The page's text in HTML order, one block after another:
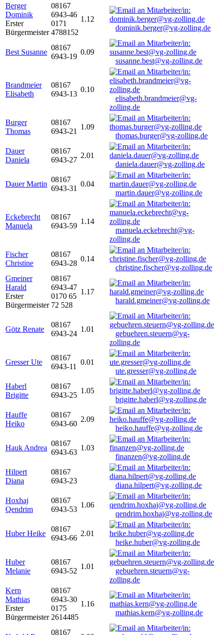
Berger
Dominik
Erster
Bürgermeister
08167
6943-46
0171
4788152
1.12
dominik.berger@vg-zolling.de
Best Susanne
08167
6943-19
0.09
susanne.best@vg-zolling.de
Brandmeier
Elisabeth
08167
6943-13
0.10
elisabeth.brandmeier@vg-
zolling.de
Burger
Thomas
08167
6943-21
1.09
thomas.burger@vg-zolling.de
Dauer
Daniela
08167
6943-27
2.01
daniela.dauer@vg-zolling.de
Dauer Martin
08167
6943-31
0.04
martin.dauer@vg-zolling.de
Eckebrecht
Manuela
08167
6943-59
1.14
manuela.eckebrecht@vg-
zolling.de
Fischer
Christine
08167
6943-28
0.14
christine.fischer@vg-zolling.de
Gmeiner
Harald
Erster
Bürgermeister
08167
6943-47
0170 65
72 528
1.17
harald.gmeiner@vg-zolling.de
Götz Renate
08167
6943-24
1.01
gebuehren.steuern@vg-
zolling.de
Gresser Ute
08167
6943-11
0.01
ute.gresser@vg-zolling.de
Haberl
Brigitte
08167
6943-25
1.05
brigitte.haberl@vg-zolling.de
Hauffe
Heiko
08167
6943-60
2.09
heiko.hauffe@vg-zolling.de
Hauk Andrea
08167
6943-63
1.03
finanzen@vg-zolling.de
Hilpert
Diana
08167
6943-23
diana.hilpert@vg-zolling.de
Hoxhaj
Qendrim
08167
6943-53
1.06
qendrim.hoxhaj@vg-zolling.de
Huber Heike
08167
6943-66
2.01
heike.huber@vg-zolling.de
Huber
Melanie
08167
6943-52
1.01
gebuehren.steuern@vg-
zolling.de
Kern
Mathias
Erster
Bürgermeister
08167
6943-30
0175
2614485
1.16
mathias.kern@vg-zolling.de
08167